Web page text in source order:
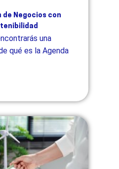
Negocios con
una
qué es la Agenda